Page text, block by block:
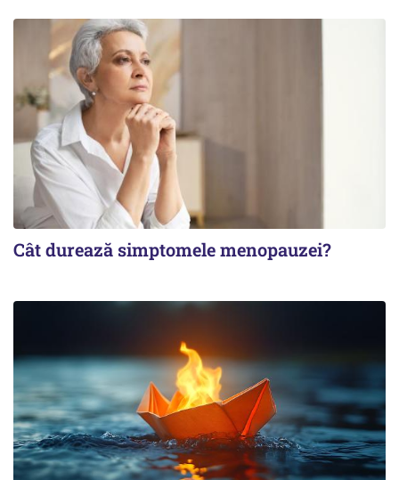
Cât durează simptomele menopauzei?